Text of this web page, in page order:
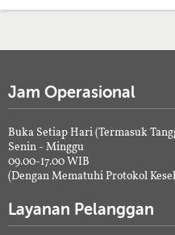
Jam Operasional
Buka Setiap Hari (Termasuk
Senin - Minggu
09.00-17.00 WIB
(Dengan Mematuhi Protokol
Layanan Pelanggan